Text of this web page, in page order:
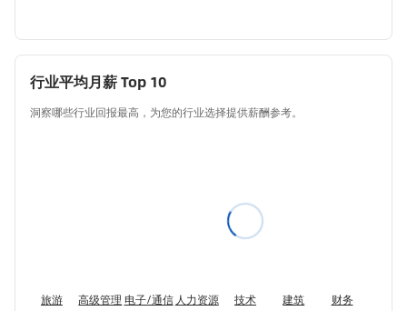
行业平均月薪 Top 10
洞察哪些行业回报最高，为您的行业选择提供薪酬参考。
旅游 高级管理 电子/通信 人力资源 技术 建筑 财务